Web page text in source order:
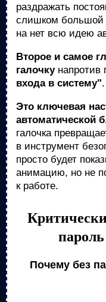
раздражать
слишком большой
на нет всю идею
Второе и самое
галочкунапротив
входа в систему".
Это ключевая
автоматической
галочка
в инструмент
просто будет
анимацию, но не
к работе.
Почему без